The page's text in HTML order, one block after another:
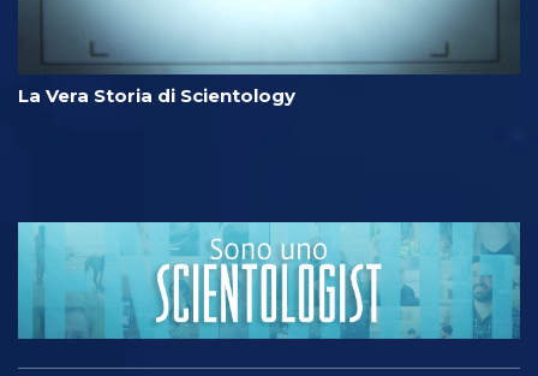
La Vera Storia di Scientology